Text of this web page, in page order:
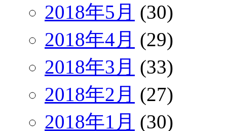
2018年5月 (30)
2018年4月 (29)
2018年3月 (33)
2018年2月 (27)
2018年1月 (30)